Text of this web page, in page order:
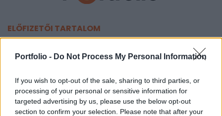
Portfolio - Do Not Process My Personal Information
If you wish to opt-out of the sale, sharing to third parties, or
processing of your personal or sensitive information for
targeted advertising by us, please use the below opt-out
section to confirm your selection. Please note that after your
ELŐFIZETŐI TARTALOM
Fegyverszállítások Ukrajnának: a
nagyon ki vannak borulva azon,
amit Európa művel